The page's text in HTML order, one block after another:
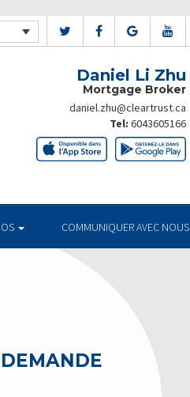
Daniel Li Zhu
Mortgage Broker
daniel.zhu@cleartrust.ca
Tel: 6043605166
COMMUNIQUER AVEC NOUS